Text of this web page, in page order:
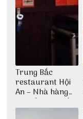
Trung Bắc
restaurant Hội
An – Nhà hàng
cao lầu có thiết
kế vô cùng ấn